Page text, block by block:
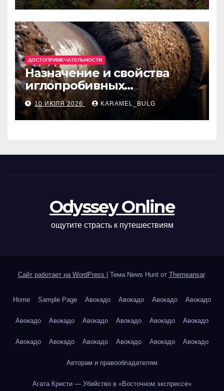
ДОСТОПРИМЕЧАТЕЛЬНОСТИ
Назначение и свойства
иглопробивных
базальтовых огнеупорных
матов
10 ИЮЛЯ 2026 KARAMEL_BULG
Odyssey Online
ощутите страсть к путешествиям
Сайт работает на WordPress Тема News Hunt от Themeansar.
Home Sample Page Авокадо Авокадо Авокадо Авокадо
Авокадо Авокадо Авокадо Авокадо Авокадо Авокадо
Авокадо Авокадо Авокадо Авокадо Авокадо Авокадо
Авторам и правообладателям
Агата Кристи — Убийство в «Восточном экспрессе»